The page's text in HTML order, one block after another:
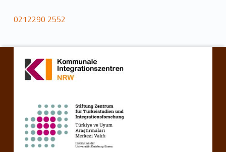
0212290 2552